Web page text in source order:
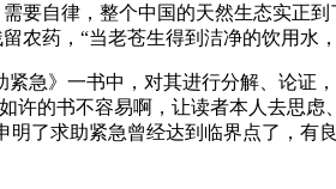
自律，整个中国的天然生态实正
农药，“当老苍生得到洁净的饮用水，
》一书中，对其进行分解、论证
的书不容易啊，让读者本人去思
了求助紧急曾经达到临界点了，有